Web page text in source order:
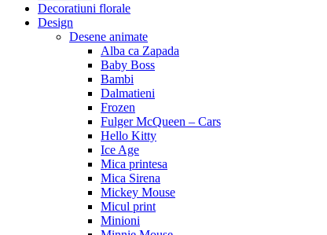
Decoratiuni florale
Design
Desene animate
Alba ca Zapada
Baby Boss
Bambi
Dalmatieni
Frozen
Fulger McQueen – Cars
Hello Kitty
Ice Age
Mica printesa
Mica Sirena
Mickey Mouse
Micul print
Minioni